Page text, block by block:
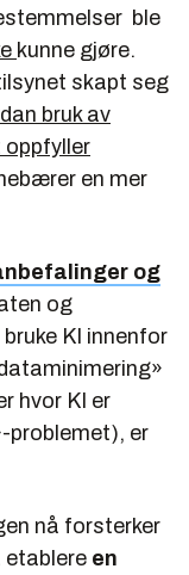
ble
kunne gjøre.
skapt seg
bruk av
oppfyller
en mer
og
og
KI innenfor
hvor KI er
problemet), er
nå forsterker
etablere en